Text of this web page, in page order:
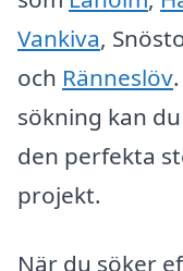
Vankiva,
och Ränneslöv
sökning kan
den perfekta
projekt.
När du söker